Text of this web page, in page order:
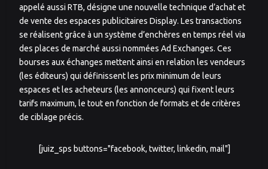
appelé aussi RTB, désigne une nouvelle technique d’achat et
de vente des espaces publicitaires Display. Les transactions
se réalisent grâce à un système d’enchères en temps réel via
des places de marché aussi nommées Ad Exchanges. Ces
bourses aux échanges mettent ainsi en relation les vendeurs
(les éditeurs) qui définissent les prix minimum de leurs
espaces et les acheteurs (les annonceurs) qui fixent leurs
tarifs maximum, le tout en fonction de formats et de critères
de ciblage précis.
[juiz_sps buttons="facebook, twitter, linkedin, mail"]